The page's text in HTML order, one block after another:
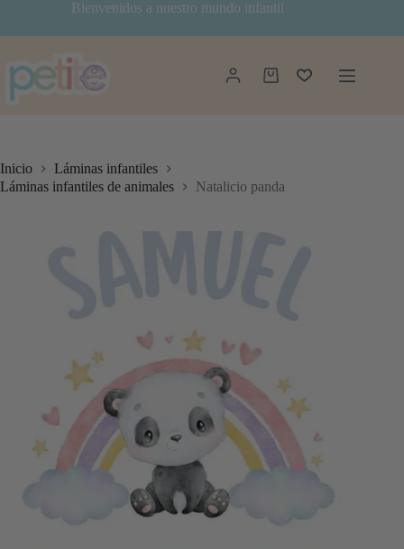
contenido
Bienvenidos a nuestro mundo infantil
Carro
Inicio
Láminas infantiles
Láminas infantiles de animales
Natalicio panda